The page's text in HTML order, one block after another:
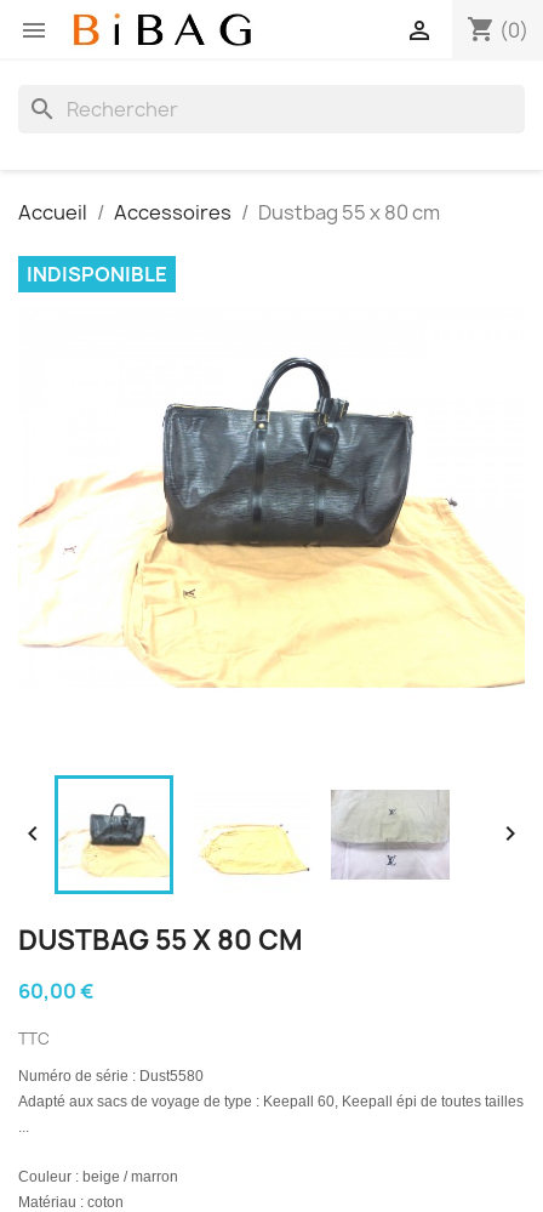
 shopping_cart (0)

search
Accueil Accessoires Dustbag 55 x 80 cm
INDISPONIBLE
 
DUSTBAG 55 X 80 CM
60,00 €
TTC
Numéro de série : Dust5580
Adapté aux sacs de voyage de type : Keepall 60, Keepall épi de toutes tailles
...
Couleur : beige / marron
Matériau : coton